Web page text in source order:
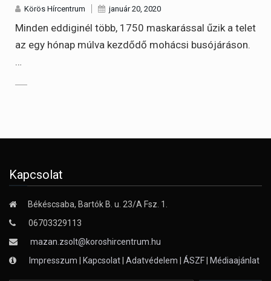
Körös Hírcentrum január 20, 2020
Minden eddiginél több, 1750 maskarással űzik a telet
az egy hónap múlva kezdődő mohácsi busójáráson.
…
Kapcsolat
Békéscsaba, Bartók B. u. 23/A Fsz. 1.
06703329113
mazan.zsolt@koroshircentrum.hu
Impresszum
Kapcsolat Adatvédelem ÁSZF Médiaajánlat